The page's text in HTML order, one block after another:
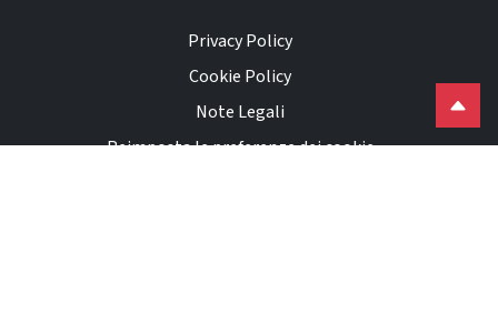
Privacy Policy
Cookie Policy
Note Legali
Reimposta le preferenze dei cookie